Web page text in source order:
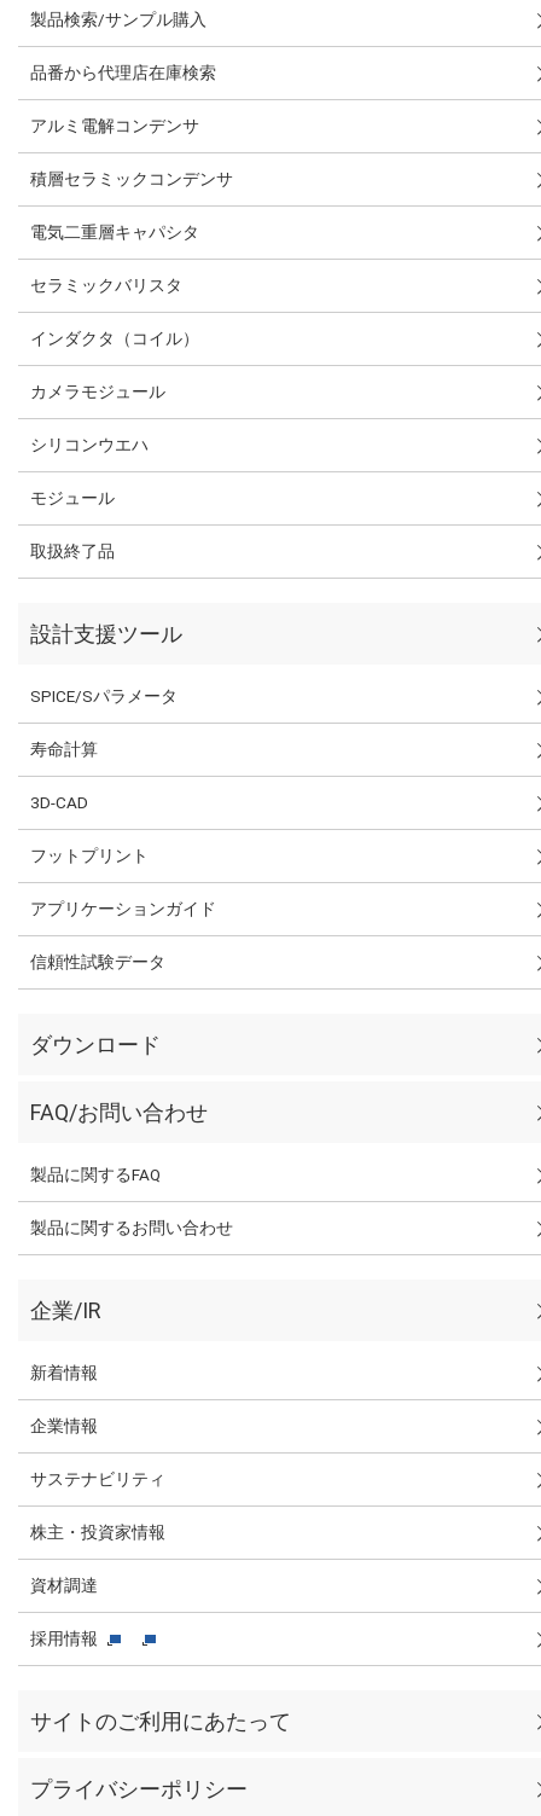
製品検索/サンプル購入
品番から代理店在庫検索
アルミ電解コンデンサ
積層セラミックコンデンサ
電気二重層キャパシタ
セラミックバリスタ
インダクタ（コイル）
カメラモジュール
シリコンウエハ
モジュール
取扱終了品
設計支援ツール
SPICE/Sパラメータ
寿命計算
3D-CAD
フットプリント
アプリケーションガイド
信頼性試験データ
ダウンロード
FAQ/お問い合わせ
製品に関するFAQ
製品に関するお問い合わせ
企業/IR
新着情報
企業情報
サステナビリティ
株主・投資家情報
資材調達
採用情報
サイトのご利用にあたって
プライバシーポリシー